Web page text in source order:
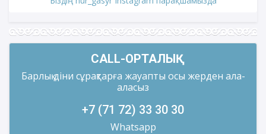
CALL-ОРТАЛЫҚ
Барлық діни сұрақтарға жауапты осы жерден ала-
аласыз
+7 (71 72) 33 30 30
Whatsapp